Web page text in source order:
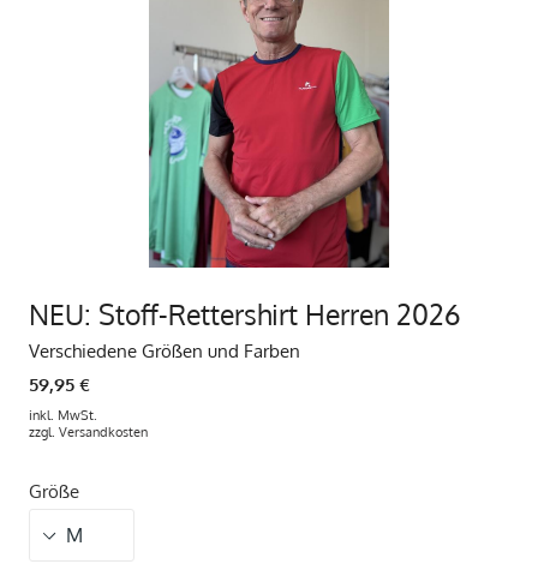
NEU: Stoff-Rettershirt Herren 2026
Verschiedene Größen und Farben
59,95 €
inkl. MwSt.
zzgl. Versandkosten
Größe